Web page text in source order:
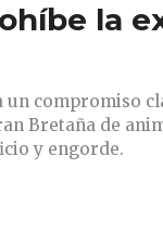
la
compromiso
Bretaña de
y engorde.